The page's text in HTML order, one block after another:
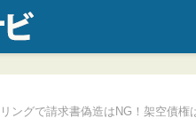
ングで請求書偽造はNG！架空債